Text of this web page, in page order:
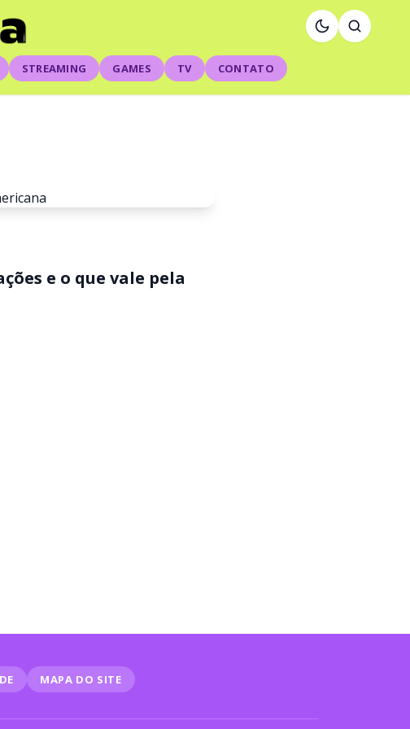
STREAMING GAMES TV CONTATO
e o que vale pela
MAPA DO SITE